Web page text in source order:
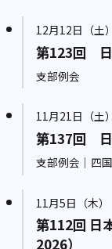
12月12日（土
第123回 日
支部例会
11月21日（土
第137回 日
支部例会｜四
11月5日（木
第112回 日
2026）